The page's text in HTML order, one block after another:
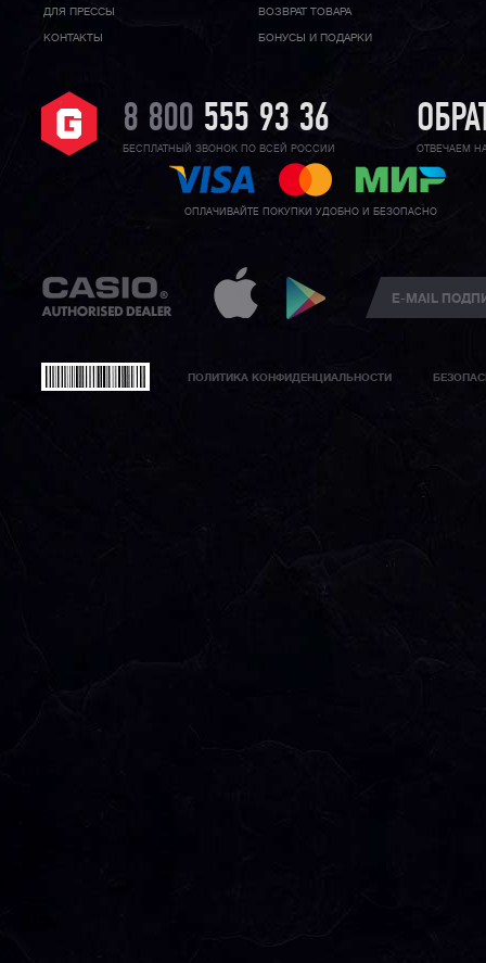
ДЛЯ ПРЕССЫ
КОНТАКТЫ
ВОЗВРАТ ТОВАРА
БОНУСЫ И ПОДАРКИ
8 800 555 93 36
БЕСПЛАТНЫЙ ЗВОНОК ПО ВСЕЙ РОССИИ ОТВЕЧАЕМ
ОПЛАЧИВАЙТЕ ПОКУПКИ УДОБНО И БЕЗОПАСНО
ПОЛИТИКА КОНФИДЕНЦИАЛЬНОСТИ